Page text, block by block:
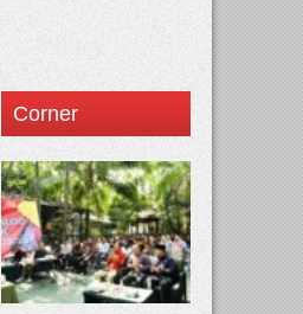
Corner